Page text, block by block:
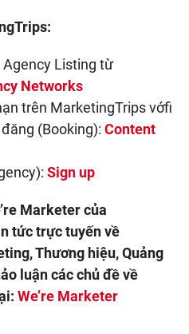
Listing từ
Networks
trên MarketingTrips vớfi
(Booking): Content
Sign up
Marketer của
tức trực tuyến về
Thương hiệu, Quảng
luận các chủ đề về
We’re Marketer